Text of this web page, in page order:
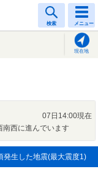
検索 メニュー
現在地
07日14:00現在
南西に進んでいます
発生した地震(最大震度1)